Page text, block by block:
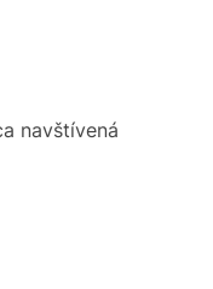
navštívená